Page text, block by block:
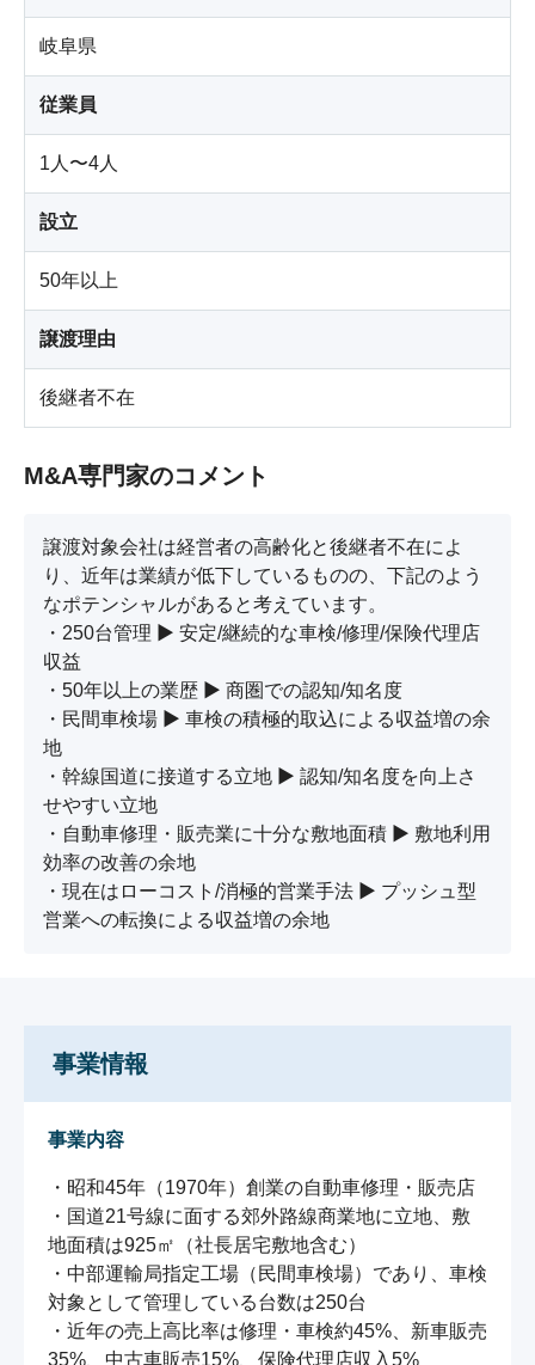
岐阜県
従業員
1人〜4人
設立
50年以上
譲渡理由
後継者不在
M&A専門家のコメント
譲渡対象会社は経営者の高齢化と後継者不在によ
り、近年は業績が低下しているものの、下記のよう
なポテンシャルがあると考えています。
・250台管理 ▶ 安定/継続的な車検/修理/保険代理店
収益
・50年以上の業歴 ▶ 商圏での認知/知名度
・民間車検場 ▶ 車検の積極的取込による収益増の余
地
・幹線国道に接道する立地 ▶ 認知/知名度を向上さ
せやすい立地
・自動車修理・販売業に十分な敷地面積 ▶ 敷地利用
効率の改善の余地
・現在はローコスト/消極的営業手法 ▶ プッシュ型
営業への転換による収益増の余地
事業情報
事業内容
・昭和45年（1970年）創業の自動車修理・販売店
・国道21号線に面する郊外路線商業地に立地、敷
地面積は925㎡（社⾧居宅敷地含む）
・中部運輸局指定工場（民間車検場）であり、車検
対象として管理している台数は250台
・近年の売上高比率は修理・車検約45%、新車販売
35%、中古車販売15%、保険代理店収入5%